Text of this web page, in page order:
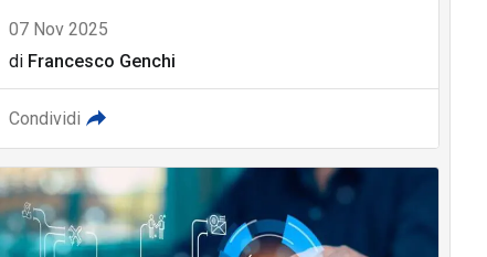
07 Nov 2025
di Francesco Genchi
Condividi